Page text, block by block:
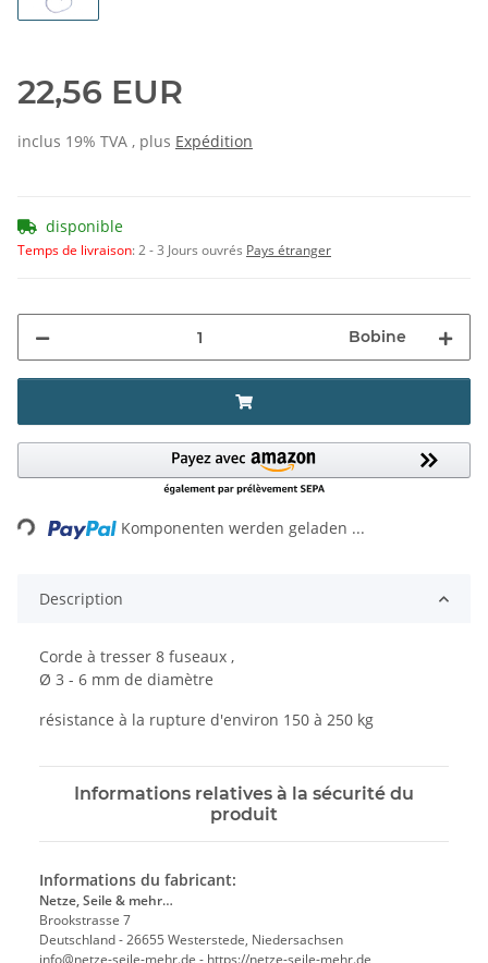
22,56 EUR
inclus 19% TVA , plus Expédition
disponible
Temps de livraison:2 - 3 Jours ouvrés Pays étranger
Bobine
Komponenten werden geladen ...
Description
Corde à tresser 8 fuseaux ,
Ø 3 - 6 mm de diamètre
résistance à la rupture d'environ 150 à 250 kg
Informations relatives à la sécurité du
produit
Informations du fabricant:
Netze, Seile & mehr…
Brookstrasse 7
Deutschland - 26655 Westerstede, Niedersachsen